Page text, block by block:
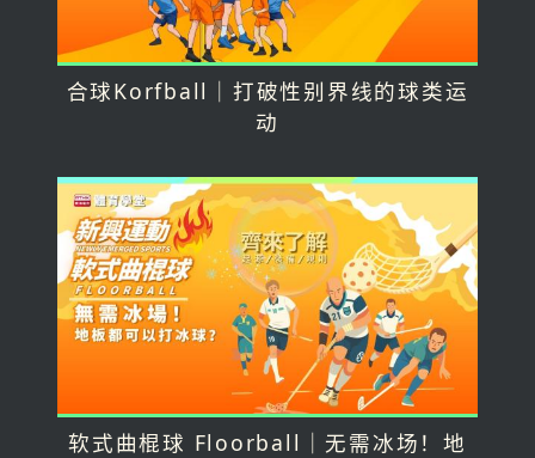
合球Korfball｜打破性别界线的球类运
动
软式曲棍球 Floorball｜无需冰场！地